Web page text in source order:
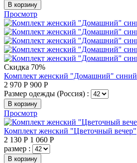
В корзину
Просмотр
Скидка 70%
Комплект женский "Домашний" синий
2 970 Р 900 Р
Размер одежды (Россия) :
В корзину
Просмотр
Комплект женский "Цветочный вечер"
2 130 Р 1 060 Р
размер :
В корзину